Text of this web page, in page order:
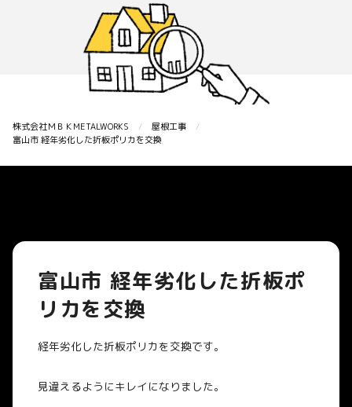
株式会社ＭＢＫMETALWORKS
屋根工事
富山市 経年劣化した折板ポリカを交換
富山市 経年劣化した折板ポ
リカを交換
経年劣化した折板ポリカを交換です。
見違えるようにキレイになりました。